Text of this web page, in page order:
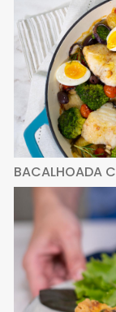
BACALHOADA